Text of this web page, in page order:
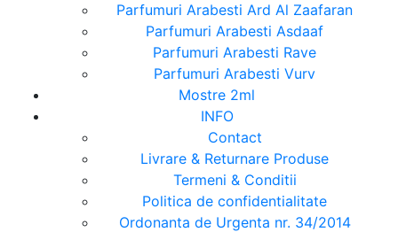
Parfumuri Arabesti Ard Al Zaafaran
Parfumuri Arabesti Asdaaf
Parfumuri Arabesti Rave
Parfumuri Arabesti Vurv
Mostre 2ml
INFO
Contact
Livrare & Returnare Produse
Termeni & Conditii
Politica de confidentialitate
Ordonanta de Urgenta nr. 34/2014